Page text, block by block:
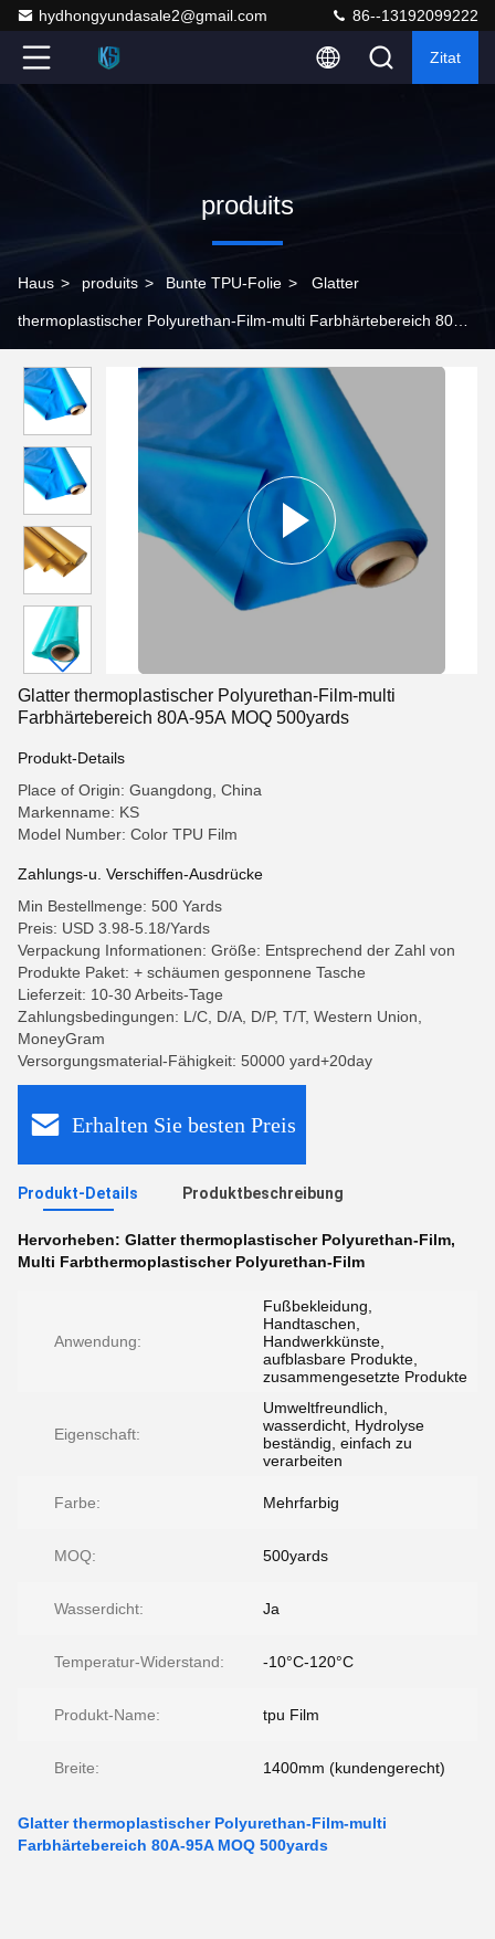
hydhongyundasale2@gmail.com 86--13192099222
Zitat
produits
Haus > produits > Bunte TPU-Folie > Glatter
thermoplastischer Polyurethan-Film-multi Farbhärtebereich 80A-
Glatter thermoplastischer Polyurethan-Film-multi
Farbhärtebereich 80A-95A MOQ 500yards
Produkt-Details
Place of Origin: Guangdong, China
Markenname: KS
Model Number: Color TPU Film
Zahlungs-u. Verschiffen-Ausdrücke
Min Bestellmenge: 500 Yards
Preis: USD 3.98-5.18/Yards
Verpackung Informationen: Größe: Entsprechend der Zahl von
Produkte Paket: + schäumen gesponnene Tasche
Lieferzeit: 10-30 Arbeits-Tage
Zahlungsbedingungen: L/C, D/A, D/P, T/T, Western Union,
MoneyGram
Versorgungsmaterial-Fähigkeit: 50000 yard+20day
Erhalten Sie besten Preis
Produkt-Details Produktbeschreibung
Hervorheben: Glatter thermoplastischer Polyurethan-Film,
Multi Farbthermoplastischer Polyurethan-Film
Anwendung:
Fußbekleidung,
Handtaschen,
Handwerkkünste,
aufblasbare Produkte,
zusammengesetzte Produkte
Eigenschaft:
Umweltfreundlich,
wasserdicht, Hydrolyse
beständig, einfach zu
verarbeiten
Farbe: Mehrfarbig
MOQ: 500yards
Wasserdicht: Ja
Temperatur-Widerstand: -10°C-120°C
Produkt-Name: tpu Film
Breite: 1400mm (kundengerecht)
Glatter thermoplastischer Polyurethan-Film-multi
Farbhärtebereich 80A-95A MOQ 500yards